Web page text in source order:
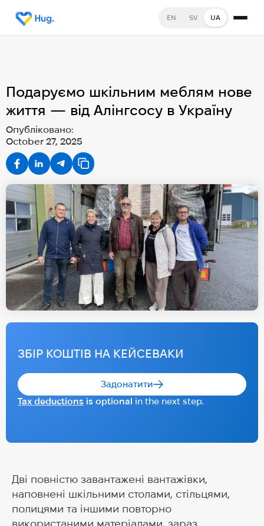
EN SV UA
Подаруємо шкільним меблям нове
життя — від Алінгсосу в Україну
Опубліковано:
October 27, 2025
ЗБІР КОШТІВ НА КЕЙСЕВАКИ
Задонатити
Tax deductions is optional in the next step.
Дві повністю завантажені вантажівки,
наповнені шкільними столами, стільцями,
полицями та іншими повторно
використаними матеріалами, зараз